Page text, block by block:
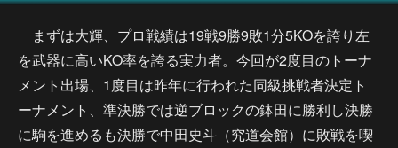
まずは大輝、プロ戦績は19戦9勝9敗1分5KOを誇り左
を武器に高いKO率を誇る実力者。今回が2度目のトーナ
メント出場、1度目は昨年に行われた同級挑戦者決定ト
ーナメント、準決勝では逆ブロックの鉢田に勝利し決勝
に駒を進めるも決勝で中田史斗（究道会館）に敗戦を喫